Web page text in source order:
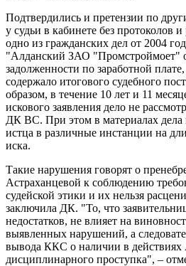
Подтвердились и претензии по
у судьи в кабинете без протоколов
одно из гражданских дел от 2004
"Алданский ЗАО "Промстроймоет"
задолженности по заработной
содержало итогового судебного
образом, в течение 10 лет и 11
искового заявления дело не
ДК ВС. При этом в материалах
истца в различные инстанции на
иска.
Такие нарушения говорят о
Астраханцевой к соблюдению
судейской этики и их нельзя
заключила ДК. "То, что
недостатков, не влияет на
выявленных нарушений, а
вывода ККС о наличии в действиях
дисциплинарного проступка", –